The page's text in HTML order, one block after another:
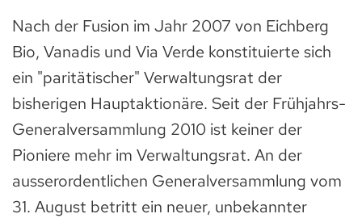
Nach der Fusion im Jahr 2007 von Eichberg
Bio, Vanadis und Via Verde konstituierte sich
ein "paritätischer" Verwaltungsrat der
bisherigen Hauptaktionäre. Seit der Frühjahrs-
Generalversammlung 2010 ist keiner der
Pioniere mehr im Verwaltungsrat. An der
ausserordentlichen Generalversammlung vom
31. August betritt ein neuer, unbekannter